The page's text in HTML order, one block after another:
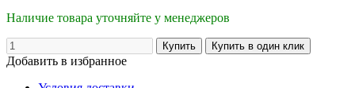
Наличие товара уточняйте у менеджеров
Добавить в избранное